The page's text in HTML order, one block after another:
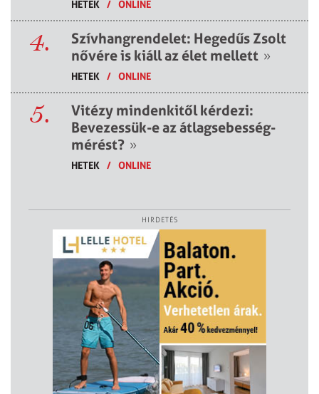
HETEK / ONLINE
4.
Szívhangrendelet: Hegedűs Zsolt
nővére is kiáll az élet mellett »
HETEK / ONLINE
5.
Vitézy mindenkitől kérdezi:
Bevezessük-e az átlagsebesség-
mérést? »
HETEK / ONLINE
HIRDETÉS